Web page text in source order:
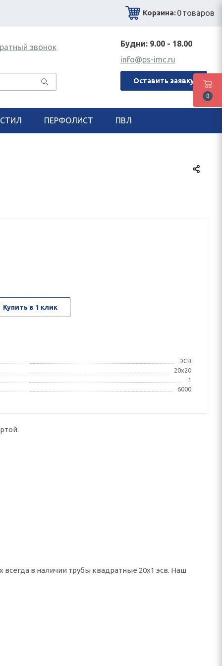
Корзина:0товаров
звонок
Будни: 9.00 - 18.00
info@ps-imc.ru
Оставить заявку
ПЕРФОЛИСТ ПВЛ
Купить в 1 клик
ЭСВ
20x20
1
6000
в наличии трубы квадратные 20х1 эсв. Наш
0